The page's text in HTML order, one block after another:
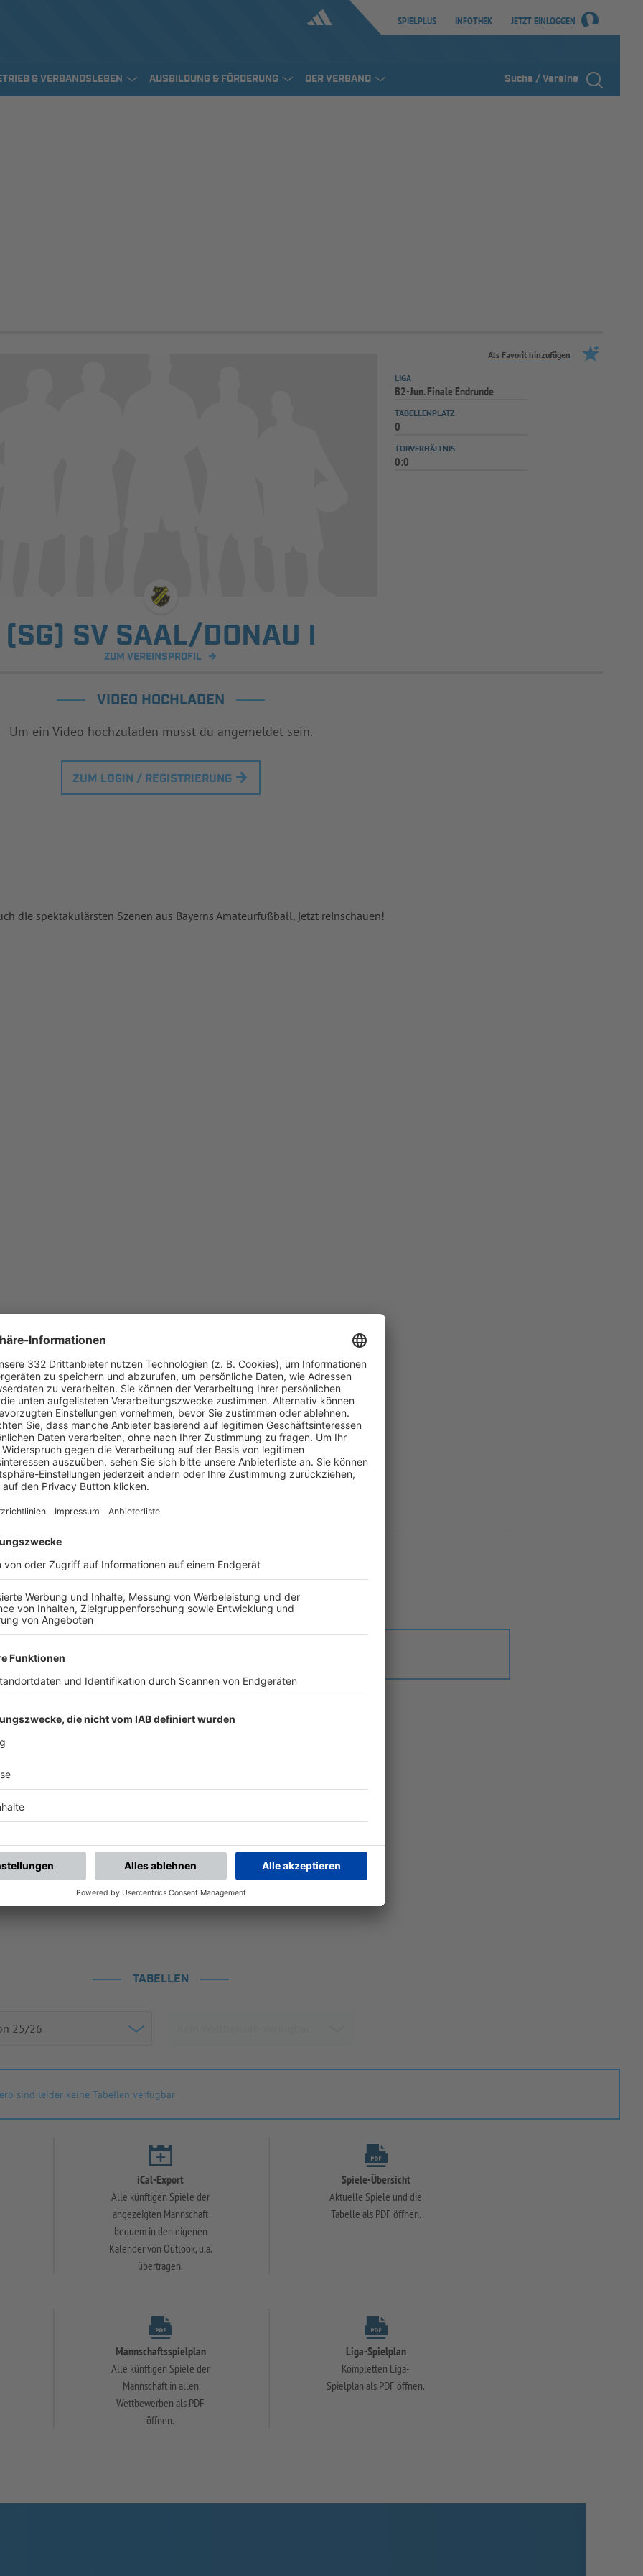
SPIELPLUS INFOTHEK JETZT EINLOGGEN
& VERBANDSLEBEN AUSBILDUNG & FÖRDERUNG DER VERBAND Suche / Vereine
Als Favorit hinzufügen
(SG) SV SAAL/DONAU I
ZUM VEREINSPROFIL
LIGA
B2-Jun. Finale Endrunde
TABELLENPLATZ
0
TORVERHÄLTNIS
0:0
VIDEO HOCHLADEN
Um ein Video hochzuladen musst du angemeldet sein.
ZUM LOGIN / REGISTRIERUNG
die spektakulärsten Szenen aus Bayerns Amateurfußball, jetzt reinschauen!
ALLE NEWS
Spiele Letzte Spiele
TABELLEN
sind leider keine Tabellen verfügbar
iCal-Export
Alle künftigen Spiele der
angezeigten Mannschaft
bequem in den eigenen
Kalender von Outlook, u.a.
übertragen.
Spiele-Übersicht
Aktuelle Spiele und die
Tabelle als PDF öffnen.
Mannschaftsspielplan
Alle künftigen Spiele der
Mannschaft in allen
Wettbewerben als PDF
öffnen.
Liga-Spielplan
Kompletten Liga-
Spielplan als PDF öffnen.